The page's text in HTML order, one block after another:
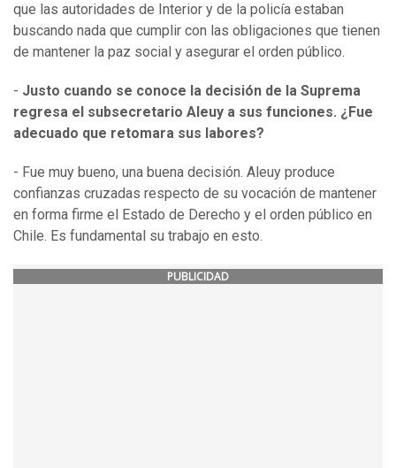
que las autoridades de Interior y de la policía estaban
buscando nada que cumplir con las obligaciones que tienen
de mantener la paz social y asegurar el orden público.
- Justo cuando se conoce la decisión de la Suprema
regresa el subsecretario Aleuy a sus funciones. ¿Fue
adecuado que retomara sus labores?
- Fue muy bueno, una buena decisión. Aleuy produce
confianzas cruzadas respecto de su vocación de mantener
en forma firme el Estado de Derecho y el orden público en
Chile. Es fundamental su trabajo en esto.
PUBLICIDAD